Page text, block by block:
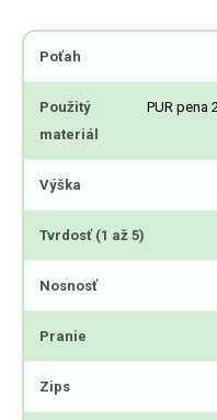
Poťah
Použitý
materiál
PUR pena
Výška
Tvrdosť (1 až 5)
Nosnosť
Pranie
Zips